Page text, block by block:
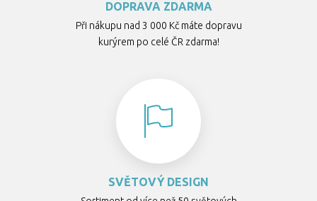
DOPRAVA ZDARMA
Při nákupu nad 3 000 Kč máte dopravu
kurýrem po celé ČR zdarma!
SVĚTOVÝ DESIGN